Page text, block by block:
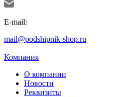
E-mail:
mail@podshipnik-shop.ru
Компания
О компании
Новости
Реквизиты